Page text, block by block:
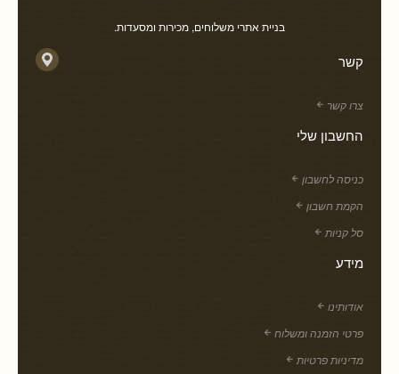
בניית אתרי משלוחים, מכירות ומסעדות.
קשר
צרו קשר
החשבון שלי
כניסה לחשבון
הקמת חשבון
סל קניות
מידע
אודותינו
פרטי הזמנה ומשלוח
מדיניות פרטיות